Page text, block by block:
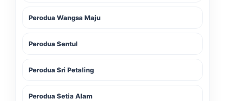
Perodua Wangsa Maju
Perodua Sentul
Perodua Sri Petaling
Perodua Setia Alam